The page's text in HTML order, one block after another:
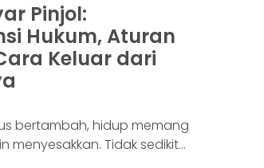
Pinjol:
Hukum, Aturan
Keluar dari
bertambah, hidup memang
menyesakkan. Tidak sedikit